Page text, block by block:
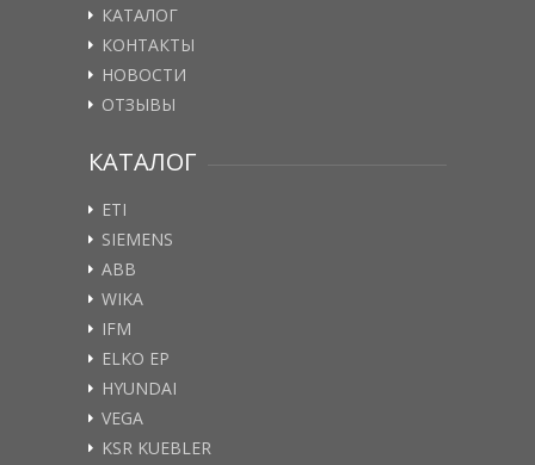
КАТАЛОГ
КОНТАКТЫ
НОВОСТИ
ОТЗЫВЫ
КАТАЛОГ
ETI
SIEMENS
ABB
WIKA
IFM
ELKO EP
HYUNDAI
VEGA
KSR KUEBLER